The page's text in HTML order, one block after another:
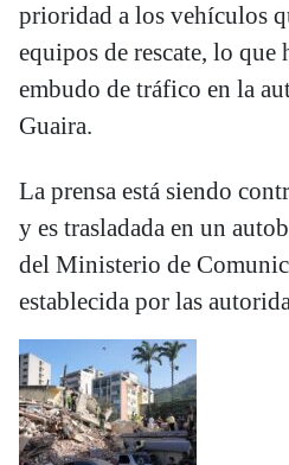
prioridad a los vehículos
equipos de rescate, lo que
embudo de tráfico en la
Guaira.
La prensa está siendo
y es trasladada en un
del Ministerio de
establecida por las